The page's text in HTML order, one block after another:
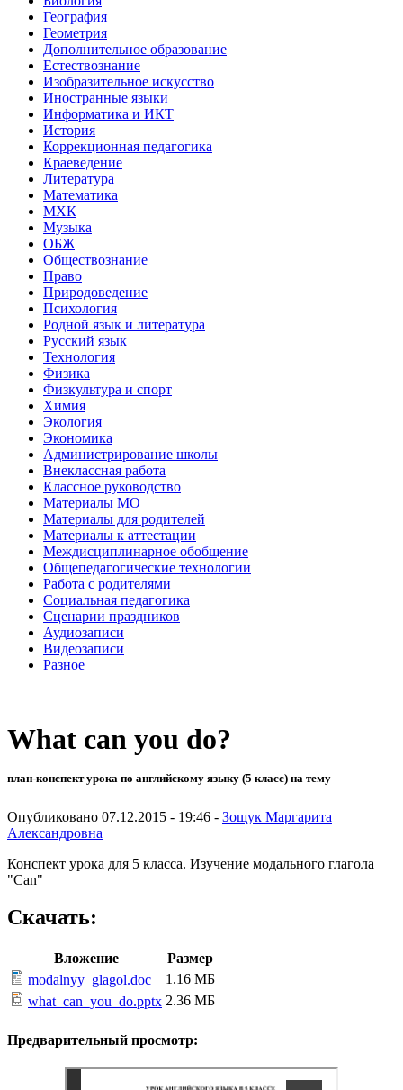
География
Геометрия
Дополнительное образование
Естествознание
Изобразительное искусство
Иностранные языки
Информатика и ИКТ
История
Коррекционная педагогика
Краеведение
Литература
Математика
МХК
Музыка
ОБЖ
Обществознание
Право
Природоведение
Психология
Родной язык и литература
Русский язык
Технология
Физика
Физкультура и спорт
Химия
Экология
Экономика
Администрирование школы
Внеклассная работа
Классное руководство
Материалы МО
Материалы для родителей
Материалы к аттестации
Междисциплинарное обобщение
Общепедагогические технологии
Работа с родителями
Социальная педагогика
Сценарии праздников
Аудиозаписи
Видеозаписи
Разное
What can you do?
план-конспект урока по английскому языку (5 класс) на тему
Опубликовано 07.12.2015 - 19:46 - Зощук Маргарита
Александровна
Конспект урока для 5 класса. Изучение модального глагола
"Can"
Скачать:
Вложение
Размер
modalnyy_glagol.doc
1.16 МБ
what_can_you_do.pptx 2.36 МБ
Предварительный просмотр: